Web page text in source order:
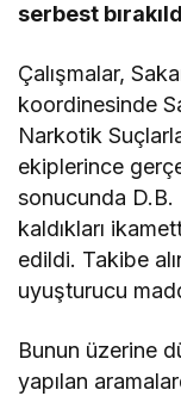
serbest
Çalışmalar,
koordinesinde
Narkotik
ekiplerince
sonucunda
kaldıkları
edildi. Takibe
uyuşturucu
Bunun üzerine
yapılan